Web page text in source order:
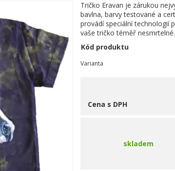
Tričko Eravan je zárukou
bavlna, barvy testované a
provádí speciální technologií
vaše tričko téměř nesmrtelné.
Kód produktu
Varianta
Cena s DPH
skladem